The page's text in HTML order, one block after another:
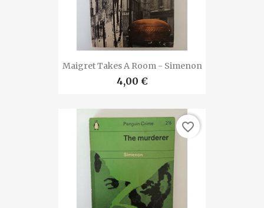
Maigret Takes A Room - Simenon
4,00 €
favorite_border